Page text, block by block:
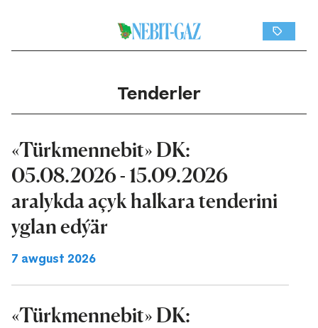
Tenderler
«Türkmennebit» DK:
05.08.2026 - 15.09.2026
aralykda açyk halkara tenderini
yglan edýär
7 awgust 2026
«Türkmennebit» DK: